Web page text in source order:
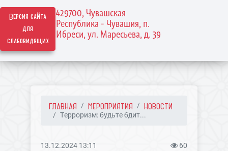
Версия сайта
для
слабовидящих
429700, Чувашская
Республика - Чувашия, п.
Ибреси, ул. Маресьева, д. 39
ГЛАВНАЯ МЕРОПРИЯТИЯ НОВОСТИ
Терроризм: будьте бдит...
13.12.2024 13:11 60